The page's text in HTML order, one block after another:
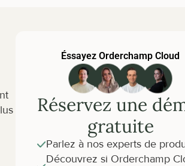
Éssayez Orderchamp Cloud
Réservez une
gratuite
Parlez à nos experts de
Découvrez si Orderchamp